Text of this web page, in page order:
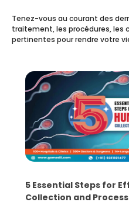
Tenez-vous au courant des
traitement, les procédures, les
pertinentes pour rendre votre
5 Essential Steps for
Collection and